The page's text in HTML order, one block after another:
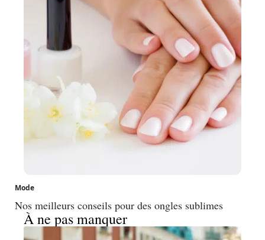
Mode
Nos meilleurs conseils pour des ongles sublimes
À ne pas manquer